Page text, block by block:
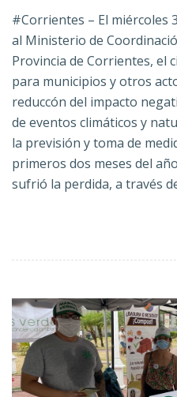
#Corrientes – El miércoles
al Ministerio de
Provincia de Corrientes, el
para municipios y otros
reduccón del impacto
de eventos climáticos y
la previsión y toma de
primeros dos meses del
sufrió la perdida, a través